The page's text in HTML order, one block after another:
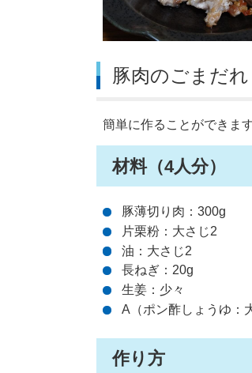
豚肉のごまだれ
簡単に作ることができま
材料（4人分）
豚薄切り肉：300g
片栗粉：大さじ2
油：大さじ2
長ねぎ：20g
生姜：少々
A（ポン酢しょうゆ：
作り方